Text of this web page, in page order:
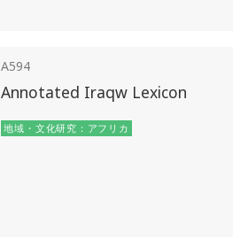
A594
Annotated Iraqw Lexicon
地域・文化研究：アフリカ